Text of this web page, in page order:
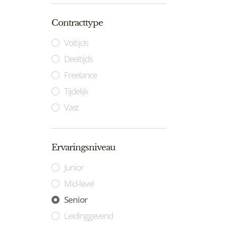
Contracttype
Voltijds
Deeltijds
Freelance
Tijdelijk
Vast
Ervaringsniveau
Junior
Mid-level
Senior
Leidinggevend